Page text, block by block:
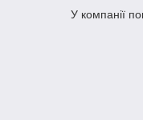
У компанії